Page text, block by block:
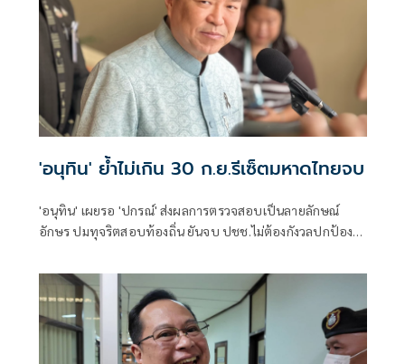
'อนุทิน' ย้ำไม่เกิน 30 ก.ย.รีเซ็ตมหาดไทยจบ
'อนุทิน' เผยรอ 'ปกรณ์' ส่งผลการตรวจสอบเป็นลายลักษณ์
อักษร ปมทุจริตสอบท้องถิ่น ยันจบ ปชช.ไม่ต้องกังวลปกป้อง
เต้นได้ ชี้รีเซ็ต มท.จบใน ก.ย.นี้